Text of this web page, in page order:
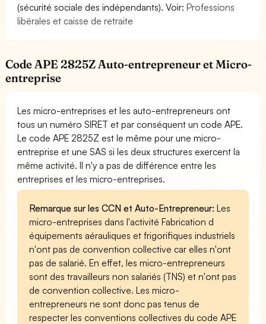
(sécurité sociale des indépendants). Voir:Professions
libérales et caisse de retraite
Code APE 2825Z Auto-entrepreneur et Micro-
entreprise
Les micro-entreprises et les auto-entrepreneurs ont
tous un numéro SIRET et par conséquent un code APE.
Le code APE 2825Z est le même pour une micro-
entreprise et une SAS si les deux structures exercent la
même activité. Il n'y a pas de différence entre les
entreprises et les micro-entreprises.
Remarque sur les CCN et Auto-Entrepreneur: Les
micro-entreprises dans l'activité Fabrication d
équipements aérauliques et frigorifiques industriels
n'ont pas de convention collective car elles n'ont
pas de salarié. En effet, les micro-entrepreneurs
sont des travailleurs non salariés (TNS) et n'ont pas
de convention collective. Les micro-
entrepreneurs ne sont donc pas tenus de
respecter les conventions collectives du code APE